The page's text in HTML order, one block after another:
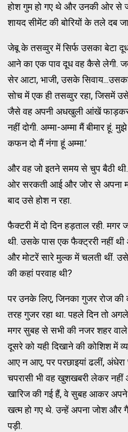
होश गुम हो गए थे और उनकी ओर से
शायद सीमेंट की बोरियों के तले दब
जेबू के तसव्वुर में सिर्फ उसका बेटा
आने का एक पाव दूध वह कैसे लेगी.
सेर आटा, भाजी, उसके
सोच में एक ही तसव्वुर रहा, जिसमें
जैसे वह अपनी अधखुली आंखें फाड़कर
नहीं दोगी. अम्मा-अम्मा मैं बीमार हूं.
कफन दो मैं नंगा हूं अम्मा.’
और वह जो इतने समय से चुप बैठी
ओर सरकती आई और जोर से अपना
बाद उसे होश न रहा.
फैक्टरी में दो दिन हड़ताल रही. मगर
थी. उसके पास एक फैक्ट्ररी नहीं थी
और मोटरें सारे मुल्क में चलती थीं.
की कहां परवाह थी?
पर उनके लिए, जिनका गुजर रोज
तरह गुजर रहा था. पहले दिन तो
मगर सुबह से सभी की नजर शहर वाले
दूसरे को यही दिखाने की कोशिश में
आए न आए, पर परछाइयां ढलीं,
चपरासी भी वह खुशखबरी लेकर नहीं
खारिज की गई हैं, वे सुबह आकर अपने
खत्म हो गए थे. उन्हें अपना जोश और
पड़ी.